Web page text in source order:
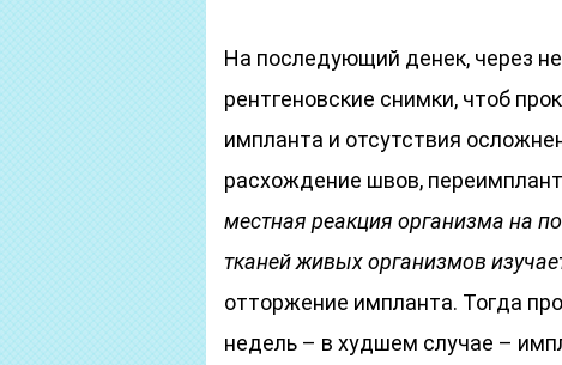
На последующий денек, через
рентгеновские снимки, чтоб
импланта и отсутствия
расхождение швов,
местная реакция организма на
тканей живых организмов
отторжение импланта. Тогда
недель – в худшем случае –